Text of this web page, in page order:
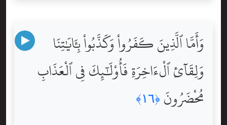
وَأَمَّا ٱلَّذِينَ كَفَرُواْ وَكَذَّبُواْ بِـَٔايَٰتِنَا
وَلِقَآئِ ٱلْءَاخِرَةِ فَأُوْلَٰٓئِكَ فِى ٱلْعَذَابِ
مُحْضَرُونَ ﴿١٦﴾